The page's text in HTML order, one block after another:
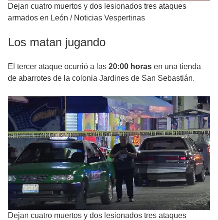
Dejan cuatro muertos y dos lesionados tres ataques
armados en León / Noticias Vespertinas
Los matan jugando
El tercer ataque ocurrió a las 20:00 horas en una tienda
de abarrotes de la colonia Jardines de San Sebastián.
Dejan cuatro muertos y dos lesionados tres ataques